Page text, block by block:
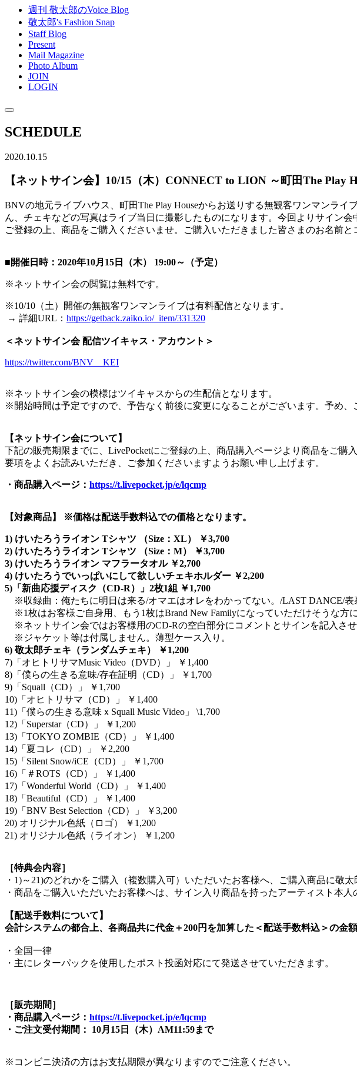
週刊 敬太郎のVoice Blog
敬太郎's Fashion Snap
Staff Blog
Present
Mail Magazine
Photo Album
JOIN
LOGIN
SCHEDULE
2020.10.15
【ネットサイン会】10/15（木）CONNECT to LION ～町田The Play
BNVの地元ライブハウス、町田The Play Houseからお送りする無観客ワンマンラ
ん、チェキなどの写真はライブ当日に撮影したものになります。今回よりサイン
ご登録の上、商品をご購入くださいませ。ご購入いただきました皆さまのお名前
■開催日時：2020年10月15日（木） 19:00～（予定）
※ネットサイン会の閲覧は無料です。
※10/10（土）開催の無観客ワンマンライブは有料配信となります。
→ 詳細URL： https://getback.zaiko.io/_item/331320
＜ネットサイン会 配信ツイキャス・アカウント＞
https://twitter.com/BNV__KEI
※ネットサイン会の模様はツイキャスからの生配信となります。
※開始時間は予定ですので、予告なく前後に変更になることがございます。予め、
【ネットサイン会について】
下記の販売期限までに、LivePocketにご登録の上、商品購入ページより商品をご
要項をよくお読みいただき、ご参加くださいますようお願い申し上げます。
・商品購入ページ： https://t.livepocket.jp/e/lqcmp
【対象商品】 ※価格は配送手数料込での価格となります。
1) けいたろうライオン Tシャツ （Size：XL） ￥3,700
2) けいたろうライオン Tシャツ （Size：M） ￥3,700
3) けいたろうライオン マフラータオル ￥2,700
4) けいたろうでいっぱいにして欲しいチェキホルダー ￥2,200
5)「新曲応援ディスク（CD-R）」2枚1組 ￥1,700
※収録曲：俺たちに明日は来る/オマエはオレをわかってない。/LAST DANCE/表
※1枚はお客様ご自身用、もう1枚はBrand New Familyになっていただけそうな方
※ネットサイン会ではお客様用のCD-Rの空白部分にコメントとサインを記入させ
※ジャケット等は付属しません。薄型ケース入り。
6) 敬太郎チェキ（ランダムチェキ） ￥1,200
7)「オヒトリサマMusic Video（DVD）」 ￥1,400
8)「僕らの生きる意味/存在証明（CD）」 ￥1,700
9)「Squall（CD）」 ￥1,700
10)「オヒトリサマ（CD）」 ￥1,400
11)「僕らの生きる意味ｘSquall Music Video」 \1,700
12)「Superstar（CD）」 ￥1,200
13)「TOKYO ZOMBIE（CD）」 ￥1,400
14)「夏コレ（CD）」 ￥2,200
15)「Silent Snow/iCE（CD）」 ￥1,700
16)「＃ROTS（CD）」 ￥1,400
17)「Wonderful World（CD）」 ￥1,400
18)「Beautiful（CD）」 ￥1,400
19)「BNV Best Selection（CD）」 ￥3,200
20) オリジナル色紙（ロゴ） ￥1,200
21) オリジナル色紙（ライオン） ￥1,200
［特典会内容］
・1)～21)のどれかをご購入（複数購入可）いただいたお客様へ、ご購入商品に敬
・商品をご購入いただいたお客様へは、サイン入り商品を持ったアーティスト本人
【配送手数料について】
会計システムの都合上、各商品共に代金＋200円を加算した＜配送手数料込＞の金
・全国一律
・主にレターパックを使用したポスト投函対応にて発送させていただきます。
［販売期間］
・商品購入ページ： https://t.livepocket.jp/e/lqcmp
・ご注文受付期間： 10月15日（木）AM11:59まで
※コンビニ決済の方はお支払期限が異なりますのでご注意ください。